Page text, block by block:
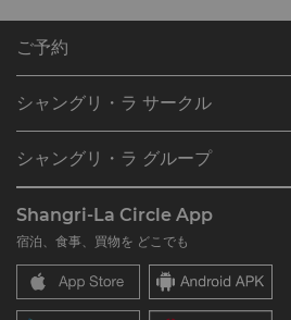
ご予約
ご予約の検索
レストラン＆バー
シャングリ・ラ サークル
シャングリ・ラ サークルに入会
よくあるお問合せや質問
SLCに関するお問い合わせ
シャングリ・ラ グループ
シャングリ・ラ ブランド
シャングリ・ラ センター
レジデンス
お問い合わせ
採用情報
企業の社会的責任
ニュース
Shangri-La Circle App
宿泊、食事、買物を どこでも